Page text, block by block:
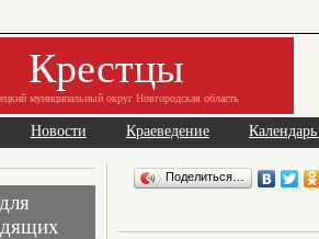
Крестцы
муниципальный округ Новгородская область
Новости Краеведение
Поделиться…